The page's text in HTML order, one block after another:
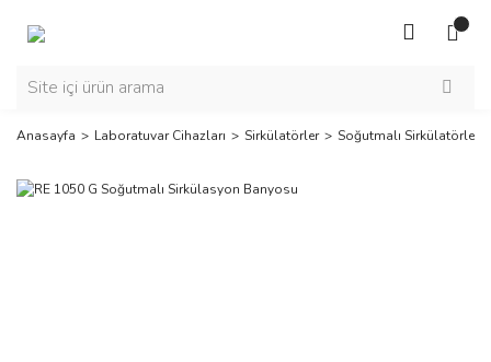
Anasayfa Laboratuvar Cihazları Sirkülatörler Soğutmalı Sirkülatörler